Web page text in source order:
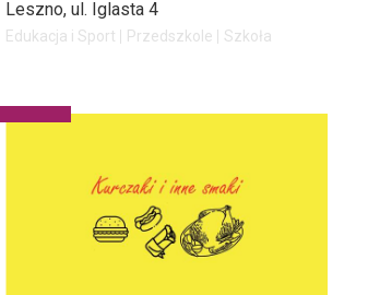
Leszno, ul. Iglasta 4
Edukacja i Sport Przedszkole Szkoła